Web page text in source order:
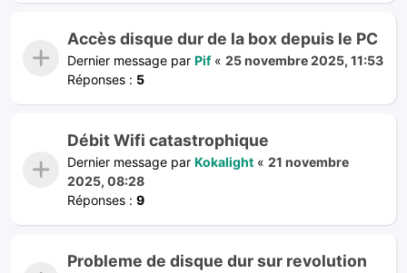
Accès disque dur de la box depuis le PC
Dernier message par Pif« 25 novembre 2025, 11:53
Réponses : 5
Débit Wifi catastrophique
Dernier message par Kokalight « 21 novembre
2025, 08:28
Réponses : 9
Probleme de disque dur sur revolution